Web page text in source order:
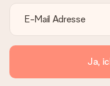
Ja,